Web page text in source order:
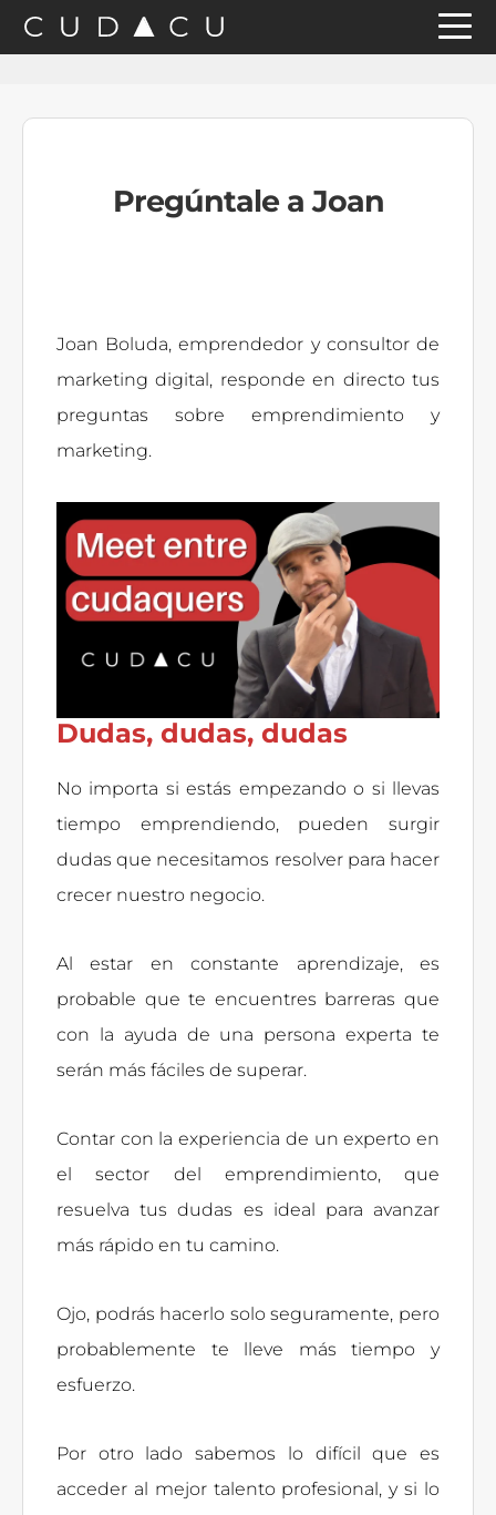
Saltar
a
Saltar
al
Saltar
a
Pregúntale a Joan
Joan Boluda, emprendedor y consultor de
marketing digital, responde en directo tus
preguntas sobre emprendimiento y
marketing.
Dudas, dudas, dudas
No importa si estás empezando o si llevas
tiempo emprendiendo, pueden surgir
dudas que necesitamos resolver para hacer
crecer nuestro negocio.
Al estar en constante aprendizaje, es
probable que te encuentres barreras que
con la ayuda de una persona experta te
serán más fáciles de superar.
Contar con la experiencia de un experto en
el sector del emprendimiento, que
resuelva tus dudas es ideal para avanzar
más rápido en tu camino.
Ojo, podrás hacerlo solo seguramente, pero
probablemente te lleve más tiempo y
esfuerzo.
Por otro lado sabemos lo difícil que es
acceder al mejor talento profesional, y si lo